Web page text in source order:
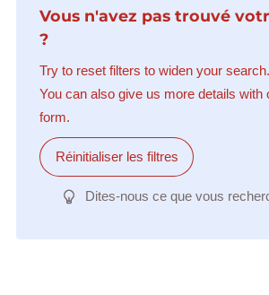
Vous n'avez pas trouvé
?
Try to reset filters to widen your search.
You can also give us more details with
form.
Réinitialiser les filtres
Dites-nous ce que vous